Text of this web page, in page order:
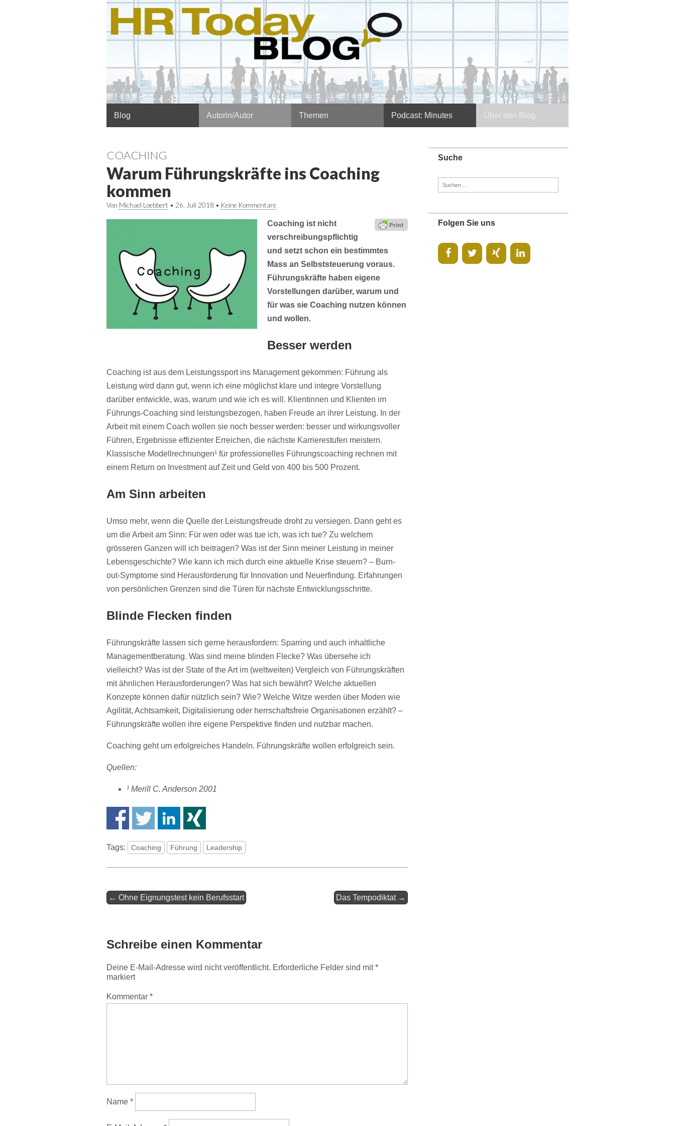
Hauptmenü
Blog Autorin/Autor Themen Podcast: Minutes Über den Blog
COACHING
Warum Führungskräfte ins Coaching
kommen
Von Michael Loebbert • 26. Juli 2018 • Keine Kommentare
Coaching ist nicht
verschreibungspflichtig
und setzt schon ein bestimmtes
Mass an Selbststeuerung voraus.
Führungskräfte haben eigene
Vorstellungen darüber, warum und
für was sie Coaching nutzen können
und wollen.
Besser werden
Coaching ist aus dem Leistungssport ins Management gekommen: Führung als
Leistung wird dann gut, wenn ich eine möglichst klare und integre Vorstellung
darüber entwickle, was, warum und wie ich es will. Klientinnen und Klienten im
Führungs-Coaching sind leistungsbezogen, haben Freude an ihrer Leistung. In der
Arbeit mit einem Coach wollen sie noch besser werden: besser und wirkungsvoller
Führen, Ergebnisse effizienter Erreichen, die nächste Karrierestufen meistern.
Klassische Modellrechnungen¹ für professionelles Führungscoaching rechnen mit
einem Return on Investment auf Zeit und Geld von 400 bis 500 Prozent.
Am Sinn arbeiten
Umso mehr, wenn die Quelle der Leistungsfreude droht zu versiegen. Dann geht es
um die Arbeit am Sinn: Für wen oder was tue ich, was ich tue? Zu welchem
grösseren Ganzen will ich beitragen? Was ist der Sinn meiner Leistung in meiner
Lebensgeschichte? Wie kann ich mich durch eine aktuelle Krise steuern? – Burn-
out-Symptome sind Herausforderung für Innovation und Neuerfindung. Erfahrungen
von persönlichen Grenzen sind die Türen für nächste Entwicklungsschritte.
Blinde Flecken finden
Führungskräfte lassen sich gerne herausfordern: Sparring und auch inhaltliche
Managementberatung. Was sind meine blinden Flecke? Was übersehe ich
vielleicht? Was ist der State of the Art im (weltweiten) Vergleich von Führungskräften
mit ähnlichen Herausforderungen? Was hat sich bewährt? Welche aktuellen
Konzepte können dafür nützlich sein? Wie? Welche Witze werden über Moden wie
Agilität, Achtsamkeit, Digitalisierung oder herrschaftsfreie Organisationen erzählt? –
Führungskräfte wollen ihre eigene Perspektive finden und nutzbar machen.
Coaching geht um erfolgreiches Handeln. Führungskräfte wollen erfolgreich sein.
Quellen:
¹ Merill C. Anderson 2001
Tags: Coaching Führung Leadership
Artikel-
Navigation
← Ohne Eignungstest kein Berufsstart Das Tempodiktat →
Schreibe einen Kommentar
Deine E-Mail-Adresse wird nicht veröffentlicht. Erforderliche Felder sind mit*
markiert
Kommentar *
Name *
Suche
Folgen Sie uns